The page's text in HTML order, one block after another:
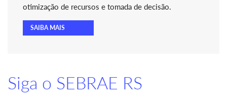
otimização de recursos e tomada de decisão.
SAIBA MAIS
Siga o SEBRAE RS